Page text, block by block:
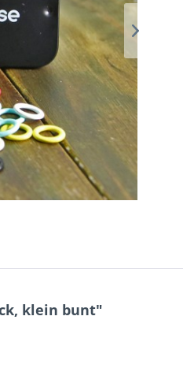
klein bunt"